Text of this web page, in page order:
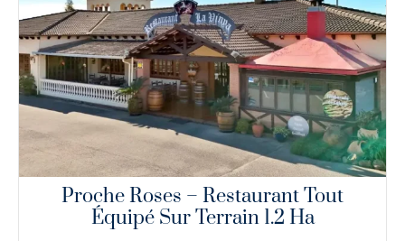
Proche Roses – Restaurant Tout
Équipé Sur Terrain 1.2 Ha